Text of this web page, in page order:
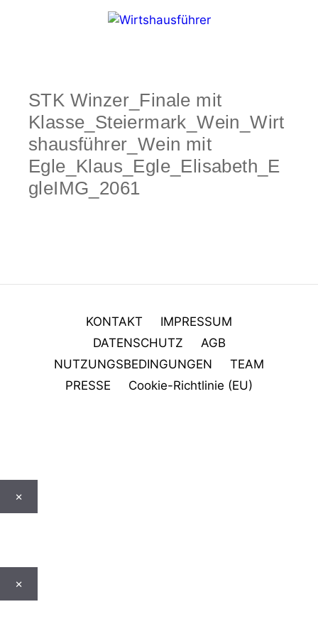
STK Winzer_Finale mit
Klasse_Steiermark_Wein_Wirt
shausführer_Wein mit
Egle_Klaus_Egle_Elisabeth_E
gleIMG_2061
KONTAKT
IMPRESSUM
DATENSCHUTZ
AGB
NUTZUNGSBEDINGUNGEN
TEAM
PRESSE
Cookie-Richtlinie (EU)
×
×